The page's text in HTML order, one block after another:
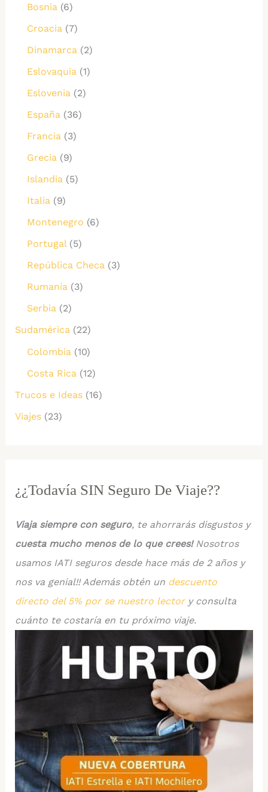
Bosnia (6)
Croacia (7)
Dinamarca (2)
Eslovaquia (1)
Eslovenia (2)
España (36)
Francia (3)
Grecia (9)
Islandia (5)
Italia (9)
Montenegro (6)
Portugal (5)
República Checa (3)
Rumanía (3)
Serbia (2)
Sudamérica (22)
Colombia (10)
Costa Rica (12)
Trucos e Ideas(16)
Viajes(23)
¿¿Todavía SIN Seguro De Viaje??
Viaja siempre con seguro, te ahorrarás disgustos y
cuesta mucho menos de lo que crees!Nosotros
usamos IATI seguros desde hace más de 2 años y
nos va genial!! Además obtén un descuento
directo del 5% por se nuestro lectory consulta
cuánto te costaría en tu próximo viaje.